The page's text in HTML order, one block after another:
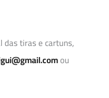
das tiras e cartuns,
ou